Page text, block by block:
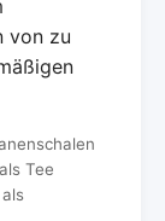
von zu
Tee